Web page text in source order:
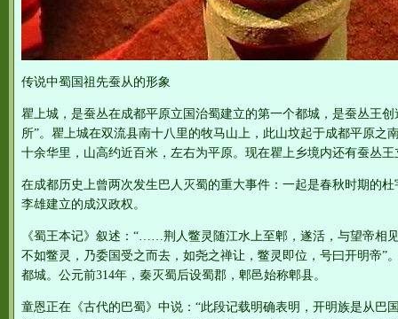
传说中蜀国祖先蚕从的形象
瞿上城，是蚕丛在成都平原立国治蜀建立的第一个都城，是蚕丛王
所”。瞿上城在双流县南十八里的牧马山上，此山坟起于成都平原之
十余华里，山高约近百米，左右为平原。现在瞿上乡境内还有蚕丛
在成都历史上曾两次发生巴人灭蜀的重大事件：一起是春秋时期的
李雄建立的成汉政权。
《蜀王本记》叙述：“……荆人鳖灵随江水上至郫，遂活，与望帝
不如鳖灵，乃委国受之而去，如尧之禅让，鳖灵即位，号曰开明帝”
都城。公元前314年，秦灭蜀后设蜀郡，郫邑始称郫县。
童恩正在《古代的巴蜀》中说：“此段记载明确表明，开明族是从巴